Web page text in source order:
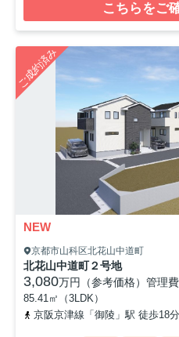
こちらをご
ご成約済み
NEW
京都市山科区北花山中道町
北花山中道町２号地
3,080万円（参考価格） 管理費
85.41㎡（3LDK）
京阪京津線「御陵」駅 徒歩18分